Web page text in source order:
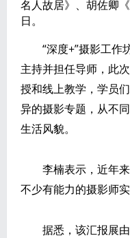
名人故居》、胡佐卿
日。
“深度+”摄影工作
主持并担任导师，此
授和线上教学，学员
异的摄影专题，从不
生活风貌。
李楠表示，近年来
不少有能力的摄影师实
据悉，该汇报展由